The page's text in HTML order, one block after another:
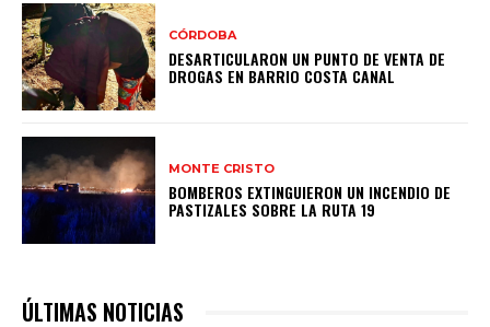
CÓRDOBA
DESARTICULARON UN PUNTO DE VENTA DE
DROGAS EN BARRIO COSTA CANAL
MONTE CRISTO
BOMBEROS EXTINGUIERON UN INCENDIO DE
PASTIZALES SOBRE LA RUTA 19
ÚLTIMAS NOTICIAS